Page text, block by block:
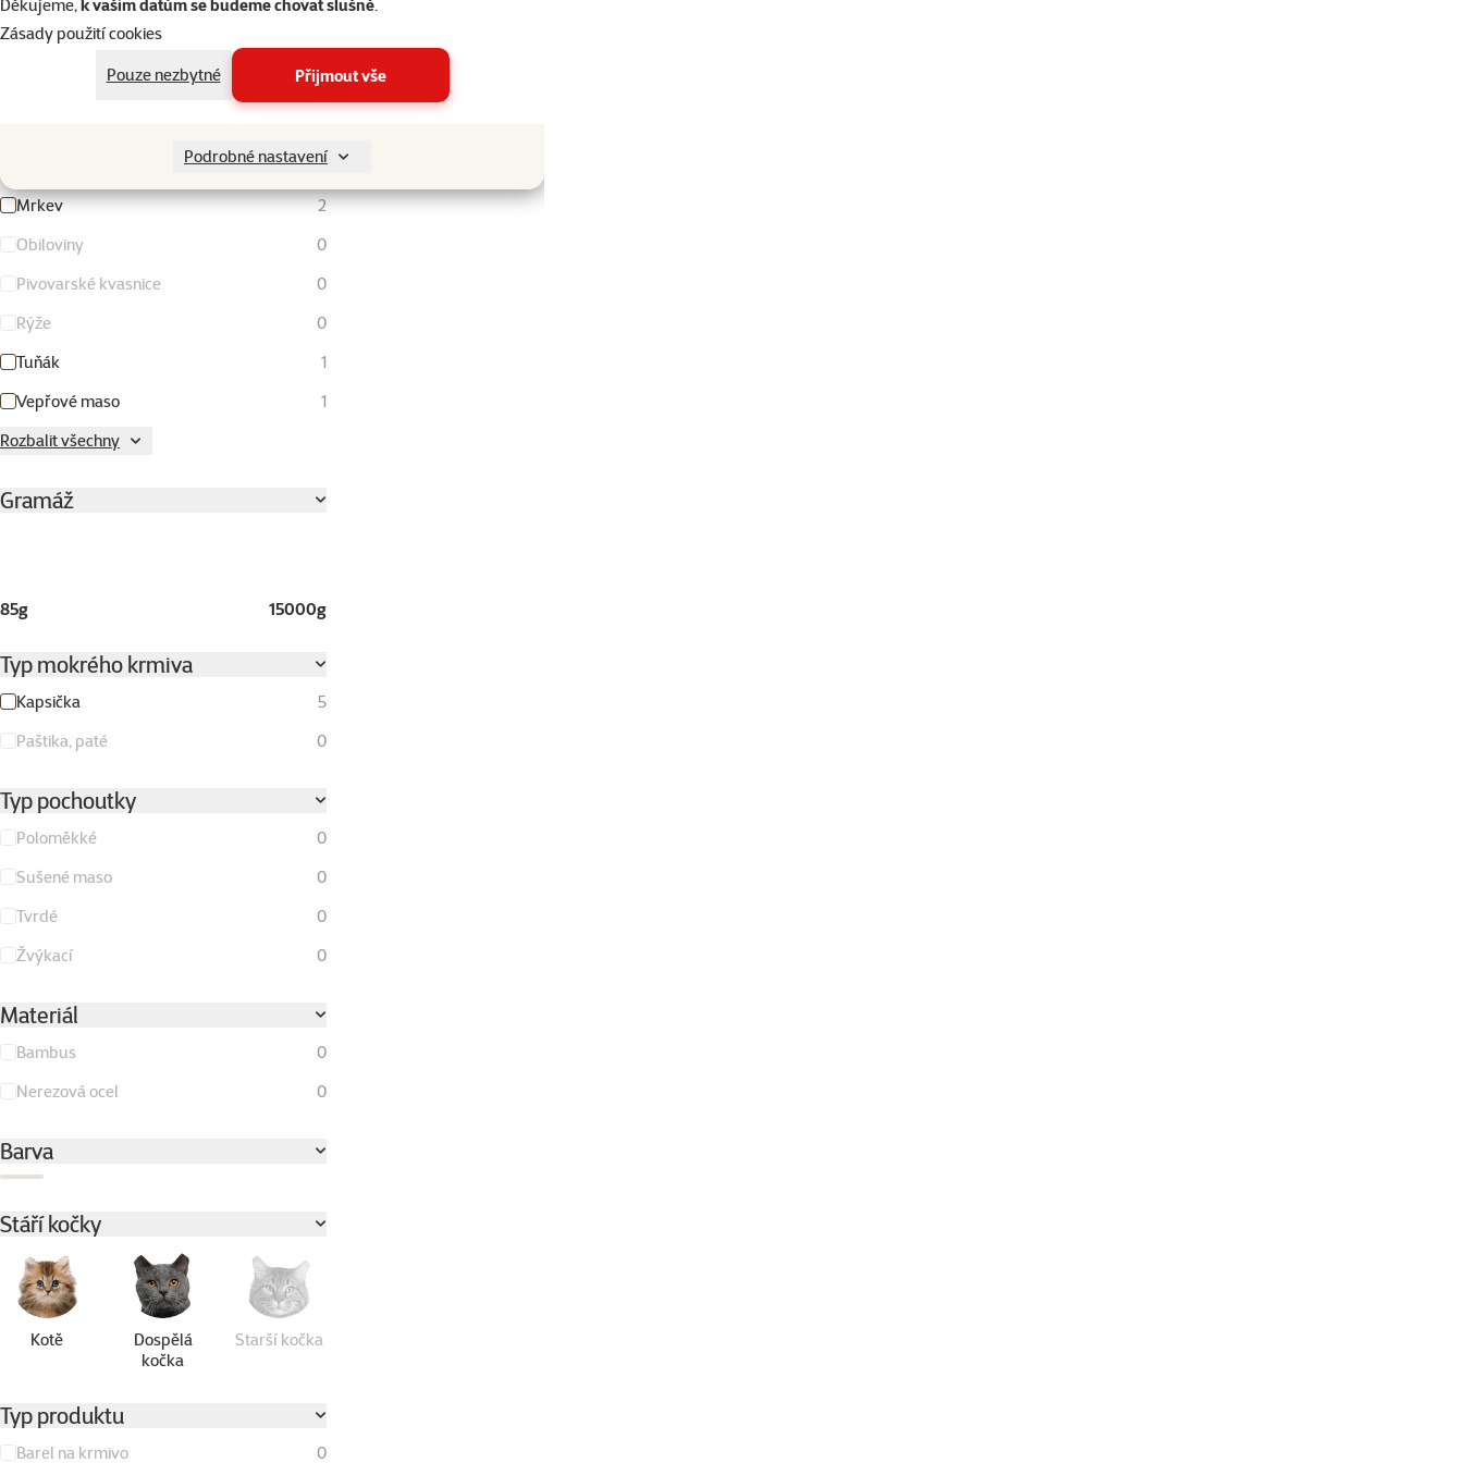
Děkujeme,k vašim datům se budeme chovat slušně.
Zásady použití cookies
Pouze nezbytné
Přijmout vše
Podrobné nastavení
Kukuřice
0
Kuřecí maso
5
1
0
Mrkev
2
Obiloviny
0
Pivovarské kvasnice
0
Rýže
0
Tuňák
1
Vepřové maso
1
Rozbalit všechny
Gramáž
85g 15000g
Typ mokrého krmiva
Kapsička
5
Paštika, paté
0
Typ pochoutky
Poloměkké
0
Sušené maso
0
Tvrdé
0
Žvýkací
0
Materiál
Bambus
0
Nerezová ocel
0
Barva
Stáří kočky
Kotě
Dospělá
kočka
Starší kočka
Typ produktu
Barel na krmivo 0